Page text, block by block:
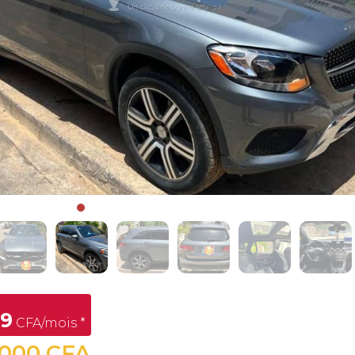
CFA/mois *